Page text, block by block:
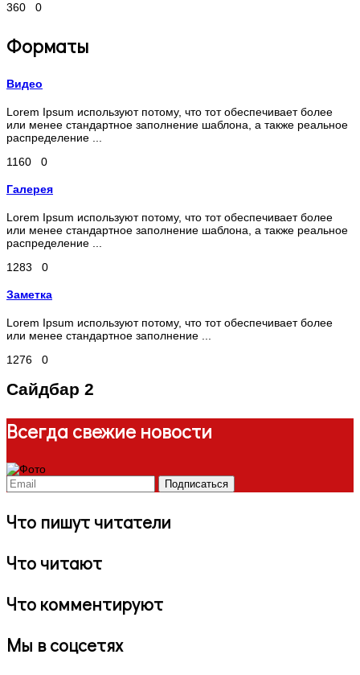
360 0
Форматы
Видео
Lorem Ipsum используют потому, что тот обеспечивает более
или менее стандартное заполнение шаблона, а также реальное
распределение ...
1160 0
Галерея
Lorem Ipsum используют потому, что тот обеспечивает более
или менее стандартное заполнение шаблона, а также реальное
распределение ...
1283 0
Заметка
Lorem Ipsum используют потому, что тот обеспечивает более
или менее стандартное заполнение ...
1276 0
Сайдбар 2
Всегда свежие новости
Что пишут читатели
Что читают
Что комментируют
Мы в соцсетях